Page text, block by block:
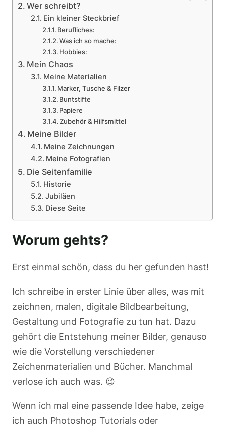
Wer schreibt?
Ein kleiner Steckbrief
Berufliches:
Was ich so mache:
Hobbies:
Mein Chaos
Meine Materialien
Marker, Tusche & Filzer
Buntstifte
Papiere
Zubehör & Hilfsmittel
Meine Bilder
Meine Zeichnungen
Meine Fotografien
Die Seitenfamilie
Historie
Jubiläen
Diese Seite
Worum gehts?
Erst einmal schön, dass du her gefunden hast!
Ich schreibe in erster Linie über alles, was mit
zeichnen, malen, digitale Bildbearbeitung,
Gestaltung und Fotografie zu tun hat. Dazu
gehört die Entstehung meiner Bilder, genauso
wie die Vorstellung verschiedener
Zeichenmaterialien und Bücher. Manchmal
verlose ich auch was. 😉
Wenn ich mal eine passende Idee habe, zeige
ich auch Photoshop Tutorials oder